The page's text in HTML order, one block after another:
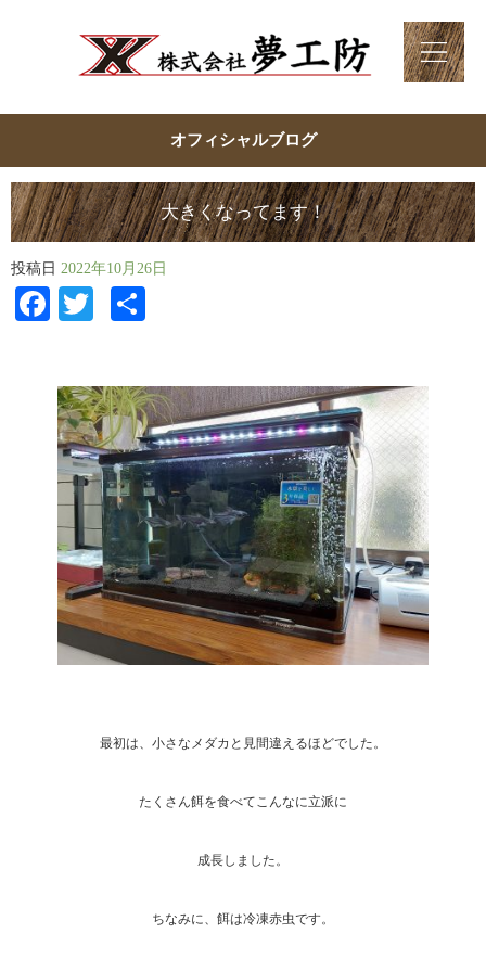
オフィシャルブログ
大きくなってます！
投稿日 2022年10月26日
Facebook
Twitter
最初は、小さなメダカと見間違えるほどでした。
たくさん餌を食べてこんなに立派に
成長しました。
ちなみに、餌は冷凍赤虫です。